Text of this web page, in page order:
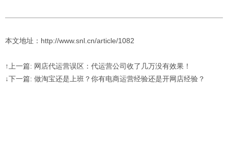
本文地址：http://www.snl.cn/article/1082
↑上一篇: 网店代运营误区：代运营公司收了几万没有效果！
↓下一篇: 做淘宝还是上班？你有电商运营经验还是开网店经验？